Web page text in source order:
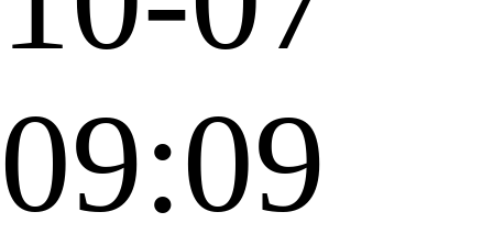
09:09